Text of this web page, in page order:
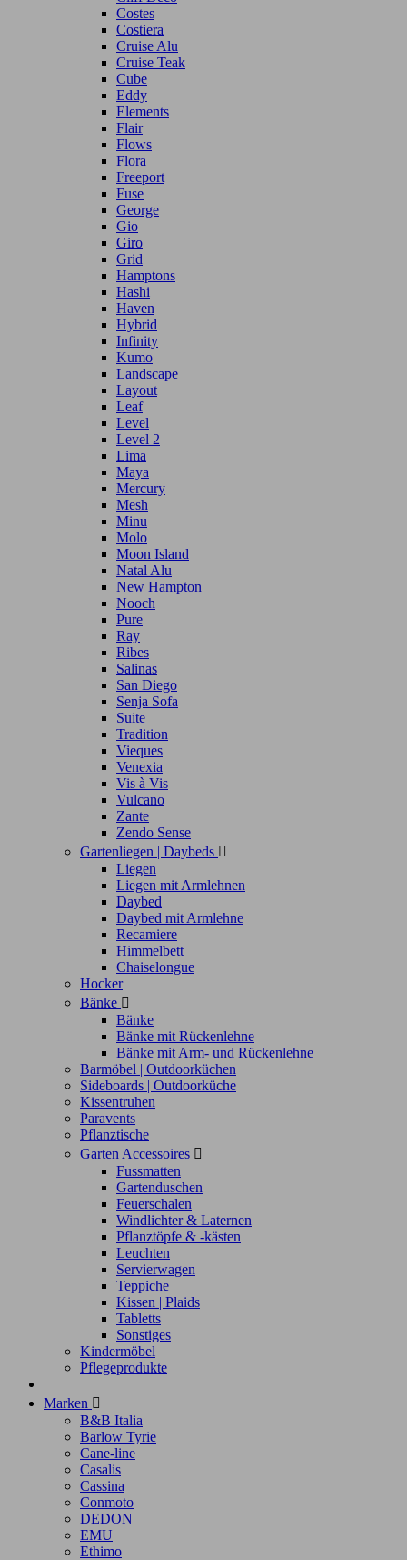
Costes
Costiera
Cruise Alu
Cruise Teak
Cube
Eddy
Elements
Flair
Flows
Flora
Freeport
Fuse
George
Gio
Giro
Grid
Hamptons
Hashi
Haven
Hybrid
Infinity
Kumo
Landscape
Layout
Leaf
Level
Level 2
Lima
Maya
Mercury
Mesh
Minu
Molo
Moon Island
Natal Alu
New Hampton
Nooch
Pure
Ray
Ribes
Salinas
San Diego
Senja Sofa
Suite
Tradition
Vieques
Venexia
Vis à Vis
Vulcano
Zante
Zendo Sense
Gartenliegen | Daybeds 
Liegen
Liegen mit Armlehnen
Daybed
Daybed mit Armlehne
Recamiere
Himmelbett
Chaiselongue
Hocker
Bänke 
Bänke
Bänke mit Rückenlehne
Bänke mit Arm- und Rückenlehne
Barmöbel | Outdoorküchen
Sideboards | Outdoorküche
Kissentruhen
Paravents
Pflanztische
Garten Accessoires 
Fussmatten
Gartenduschen
Feuerschalen
Windlichter & Laternen
Pflanztöpfe & -kästen
Leuchten
Servierwagen
Teppiche
Kissen | Plaids
Tabletts
Sonstiges
Kindermöbel
Pflegeprodukte
Marken 
B&B Italia
Barlow Tyrie
Cane-line
Casalis
Cassina
Conmoto
DEDON
EMU
Ethimo